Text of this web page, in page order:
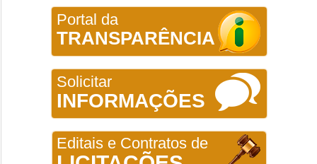
Portal da
TRANSPARÊNCIA
Solicitar
INFORMAÇÕES
Editais e Contratos de